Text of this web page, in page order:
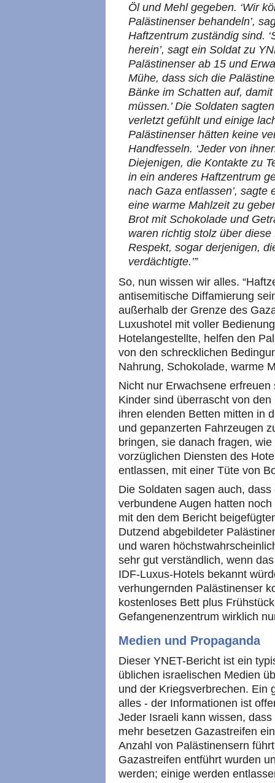
Öl und Mehl gegeben. ‘Wir
Palästinenser behandeln’,
Haftzentrum zuständig sind.
herein’, sagt ein Soldat zu
Palästinenser ab 15 und
Mühe, dass sich die
Bänke im Schatten auf,
müssen.’ Die Soldaten
verletzt gefühlt und einige
Palästinenser hätten keine
Handfesseln. ‘Jeder von
Diejenigen, die Kontakte zu
in ein anderes Haftzentrum
nach Gaza entlassen’, sagte
eine warme Mahlzeit zu
Brot mit Schokolade und
waren richtig stolz über
Respekt, sogar derjenigen,
verdächtigte.’”
So, nun wissen wir alles.
antisemitische Diffamierung
außerhalb der Grenze des
Luxushotel mit voller
Hotelangestellte, helfen den
von den schrecklichen
Nahrung, Schokolade, warme
Nicht nur Erwachsene
Kinder sind überrascht von
ihren elenden Betten mitten in
und gepanzerten Fahrzeugen
bringen, sie danach fragen,
vorzüglichen Diensten des
entlassen, mit einer Tüte von
Die Soldaten sagen auch,
verbundene Augen hatten
mit den dem Bericht
Dutzend abgebildeter
und waren
sehr gut verständlich, wenn
IDF-Luxus-Hotels bekannt
verhungernden Palästinenser
kostenloses Bett plus
Gefangenenzentrum wirklich
Medien und Propaganda
Dieser YNET-Bericht ist ein
üblichen israelischen Medien
und der Kriegsverbrechen. Ein
alles - der Informationen ist
Jeder Israeli kann wissen,
mehr besetzen Gazastreifen
Anzahl von Palästinensern
Gazastreifen entführt wurden
werden; einige werden